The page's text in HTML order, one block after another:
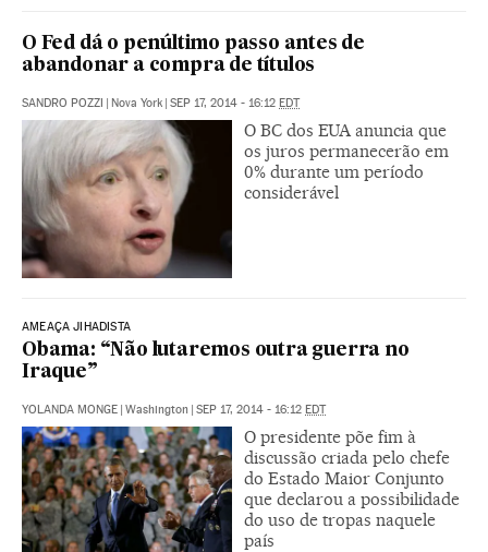
O Fed dá o penúltimo passo antes de
abandonar a compra de títulos
SANDRO POZZI | Nova York | SEP 17, 2014 - 16:12 EDT
O BC dos EUA anuncia que
os juros permanecerão em
0% durante um período
considerável
AMEAÇA JIHADISTA
Obama: “Não lutaremos outra guerra no
Iraque”
YOLANDA MONGE | Washington | SEP 17, 2014 - 16:12 EDT
O presidente põe fim à
discussão criada pelo chefe
do Estado Maior Conjunto
que declarou a possibilidade
do uso de tropas naquele
país